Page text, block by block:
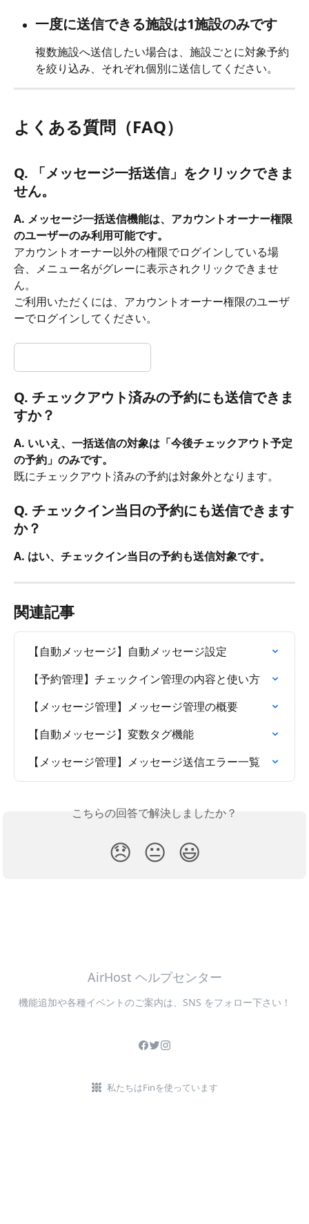
一度に送信できる施設は1施設のみです
複数施設へ送信したい場合は、施設ごとに対象予約
を絞り込み、それぞれ個別に送信してください。
よくある質問（FAQ）
Q. 「メッセージ一括送信」をクリックできま
せん。
A. メッセージ一括送信機能は、アカウントオーナー権限
のユーザーのみ利用可能です。
アカウントオーナー以外の権限でログインしている場
合、メニュー名がグレーに表示されクリックできませ
ん。
ご利用いただくには、アカウントオーナー権限のユーザ
ーでログインしてください。
Q. チェックアウト済みの予約にも送信できま
すか？
A. いいえ、一括送信の対象は「今後チェックアウト予定
の予約」のみです。
既にチェックアウト済みの予約は対象外となります。
Q. チェックイン当日の予約にも送信できます
か？
A. はい、チェックイン当日の予約も送信対象です。
関連記事
【自動メッセージ】自動メッセージ設定
【予約管理】チェックイン管理の内容と使い方
【メッセージ管理】メッセージ管理の概要
【自動メッセージ】変数タグ機能
【メッセージ管理】メッセージ送信エラー一覧
こちらの回答で解決しましたか？
😞 😐 😃
AirHost ヘルプセンター
機能追加や各種イベントのご案内は、SNS をフォロー下さい！
私たちはFinを使っています